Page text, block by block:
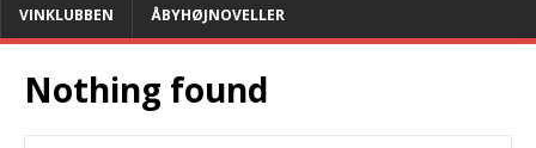
VINKLUBBEN ÅBYHØJNOVELLER
Nothing found